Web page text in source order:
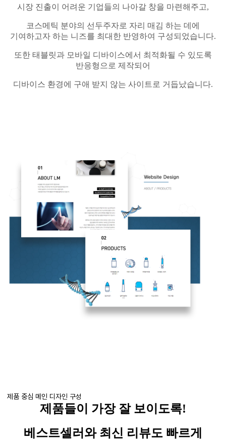
시장 진출이 어려운 기업들의 나아갈 창을 마련해주고,
코스메틱 분야의 선두주자로 자리 매김 하는 데에
기여하고자 하는 니즈를 최대한 반영하여 구성되었습니다.
또한 태블릿과 모바일 디바이스에서 최적화될 수 있도록
반응형으로 제작되어
디바이스 환경에 구애 받지 않는 사이트로 거듭났습니다.
제품 중심 메인 디자인 구성
제품들이 가장 잘 보이도록!
베스트셀러와 최신 리뷰도 빠르게